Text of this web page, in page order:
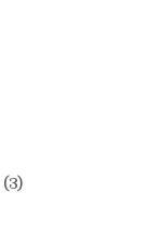
(3)